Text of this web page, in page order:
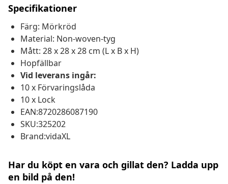
Specifikationer
Färg: Mörkröd
Material: Non-woven-tyg
Mått: 28 x 28 x 28 cm (L x B x H)
Hopfällbar
Vid leverans ingår:
10 x Förvaringslåda
10 x Lock
EAN:8720286087190
SKU:325202
Brand:vidaXL
Har du köpt en vara och gillat den? Ladda upp
en bild på den!